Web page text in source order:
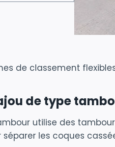
de classement
de type
utilise des
les coques